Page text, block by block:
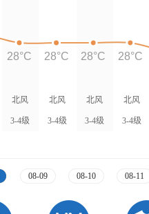
北风
3-4级
北风
3-4级
北风
3-4级
北风
3-4级
28°C 28°C 28°C 28°C
08-09 08-10 08-11